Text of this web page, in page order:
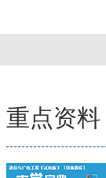
重点资料